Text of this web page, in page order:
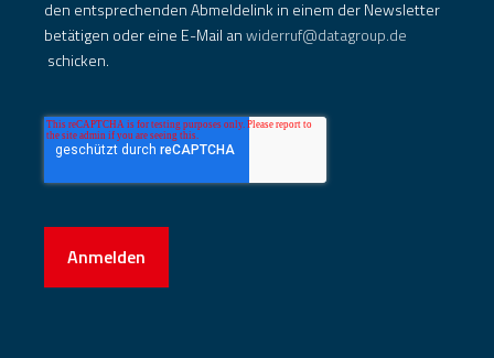
den entsprechenden Abmeldelink in einem der Newsletter
betätigen oder eine E-Mail anwiderruf@datagroup.de
schicken.
Anmelden